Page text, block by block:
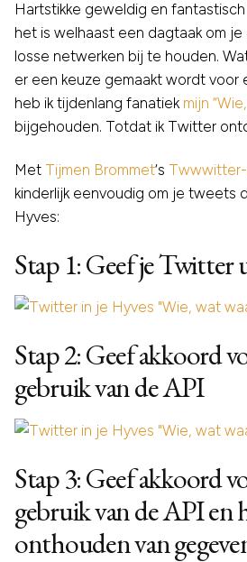
Hartstikke geweldig en fantastisch
het is welhaast een dagtaak om
losse netwerken bij te houden.
er een keuze gemaakt wordt voor
heb ik tijdenlang fanatiek mijn
bijgehouden. Totdat ik Twitter
Met Tijmen Brommet‘s
kinderlijk eenvoudig om je tweets
Hyves:
Stap 1: Geef je Twitter
Stap 2: Geef akkoord
gebruik van de API
Stap 3: Geef akkoord
gebruik van de API en
onthouden van